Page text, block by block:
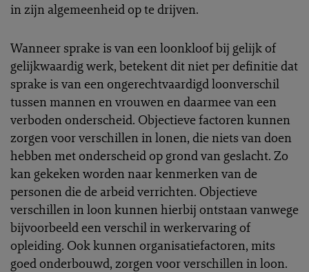
in zijn algemeenheid op te drijven.
Wanneer sprake is van een loonkloof bij gelijk of
gelijkwaardig werk, betekent dit niet per definitie dat
sprake is van een ongerechtvaardigd loonverschil
tussen mannen en vrouwen en daarmee van een
verboden onderscheid. Objectieve factoren kunnen
zorgen voor verschillen in lonen, die niets van doen
hebben met onderscheid op grond van geslacht. Zo
kan gekeken worden naar kenmerken van de
personen die de arbeid verrichten. Objectieve
verschillen in loon kunnen hierbij ontstaan vanwege
bijvoorbeeld een verschil in werkervaring of
opleiding. Ook kunnen organisatiefactoren, mits
goed onderbouwd, zorgen voor verschillen in loon.